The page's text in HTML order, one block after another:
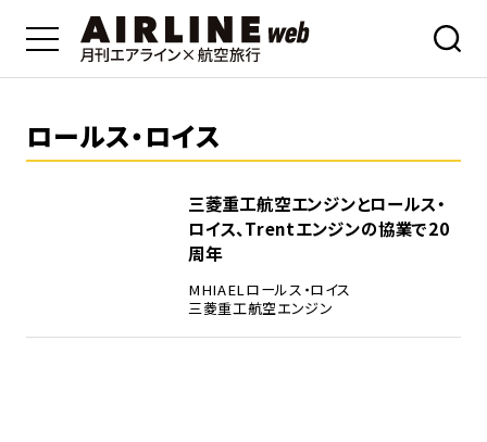
ロールス・ロイス
三菱重工航空エンジンとロールス・
ロイス、Trentエンジンの協業で20
周年
MHIAELロールス・ロイス
三菱重工航空エンジン